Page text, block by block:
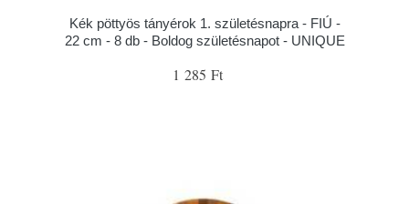
Kék pöttyös tányérok 1. születésnapra - FIÚ -
22 cm - 8 db - Boldog születésnapot - UNIQUE
1 285 Ft